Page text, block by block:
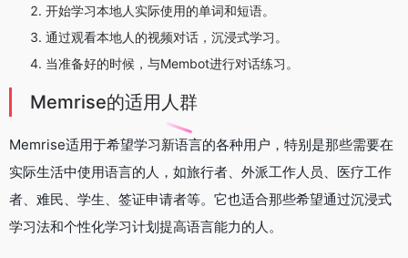
开始学习本地人实际使用的单词和短语。
通过观看本地人的视频对话，沉浸式学习。
当准备好的时候，与Membot进行对话练习。
Memrise的适用人群
Memrise适用于希望学习新语言的各种用户，特别是那些需要在
实际生活中使用语言的人，如旅行者、外派工作人员、医疗工作
者、难民、学生、签证申请者等。它也适合那些希望通过沉浸式
学习法和个性化学习计划提高语言能力的人。